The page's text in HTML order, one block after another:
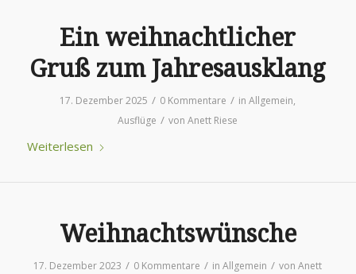
Ein weihnachtlicher
Gruß zum Jahresausklang
17. Dezember 2025 / 0 Kommentare / inAllgemein,
Ausflüge / vonAnett Riese
Weiterlesen
Weihnachtswünsche
17. Dezember 2023 / 0 Kommentare / inAllgemein / vonAnett